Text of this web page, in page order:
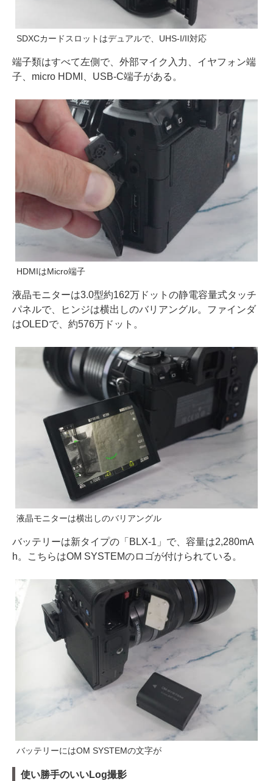
SDXCカードスロットはデュアルで、UHS-I/II対応
端子類はすべて左側で、外部マイク入力、イヤフォン端
子、micro HDMI、USB-C端子がある。
HDMIはMicro端子
液晶モニターは3.0型約162万ドットの静電容量式タッチ
パネルで、ヒンジは横出しのバリアングル。ファインダ
はOLEDで、約576万ドット。
液晶モニターは横出しのバリアングル
バッテリーは新タイプの「BLX-1」で、容量は2,280mA
h。こちらはOM SYSTEMのロゴが付けられている。
バッテリーにはOM SYSTEMの文字が
使い勝手のいいLog撮影